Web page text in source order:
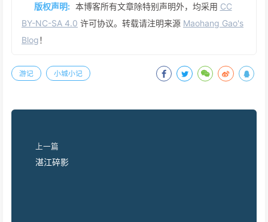
版权声明: 本博客所有文章除特别声明外，均采用 CC
BY-NC-SA 4.0 许可协议。转载请注明来源 Maohang Gao's
Blog！
游记 小城小记
上一篇
湛江碎影